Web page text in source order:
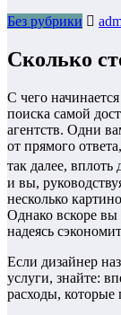
Без рубрики
Сколько
С чего
поиска самой
агентств. Одни
от прямого
так далее, вплоть
и вы,
несколько
Однако вскоре вы
надеясь
Если дизайнер
услуги, знайте:
расходы, которые